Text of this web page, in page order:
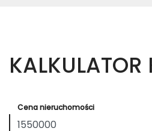
KALKULATOR
Cena nieruchomości